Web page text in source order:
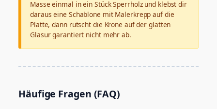
Masse einmal in ein Stück Sperrholz und klebst dir
daraus eine Schablone mit Malerkrepp auf die
Platte, dann rutscht die Krone auf der glatten
Glasur garantiert nicht mehr ab.
Häufige Fragen (FAQ)